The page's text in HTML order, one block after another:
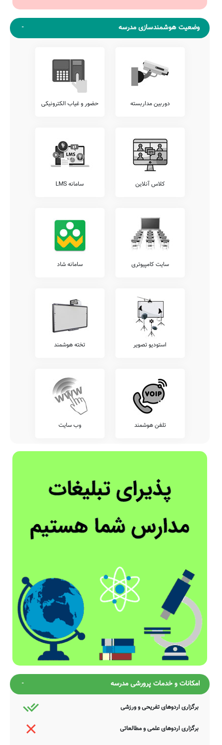
وضعیت هوشمندسازی مدرسه
دوربین مداربسته حضور و غیاب الکترونیکی
کلاس آنلاین سامانه LMS
سایت کامپیوتری سامانه شاد
استودیو تصویر تخته هوشمند
تلفن هوشمند وب سایت
امکانات و خدمات پرورشی مدرسه
برگزاری اردوهای تفریحی و ورزشی
برگزاری اردوهای علمی و مطالعاتی